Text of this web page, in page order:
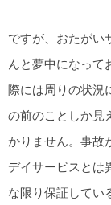
ですが、おたがい
んと夢中になって
際には周りの状況
の前のことしか見
かりません。事故
デイサービスとは
な限り保証してい